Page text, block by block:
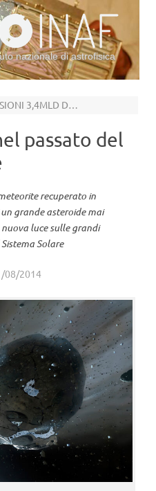
nazionale di astrofisica
ASTEROIDI: VIOLENTE COLLISIONI 3,4MLD DI ANNI FA
passato del
recuperato in
grande asteroide mai
luce sulle grandi
Solare
08/2014